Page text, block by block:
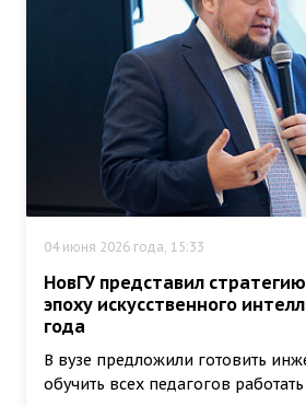
04 июня 2026 года, 15:33
НовГУ представил
эпоху искусственного
года
В вузе предложили готовить
обучить всех педагогов